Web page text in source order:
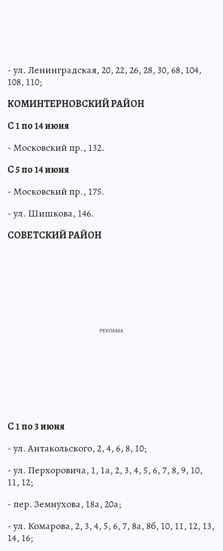
- ул. Ленинградская, 20, 22, 26, 28, 30, 68, 104,
108, 110;
КОМИНТЕРНОВСКИЙ РАЙОН
С 1 по 14 июня
- Московский пр., 132.
С 5 по 14 июня
- Московский пр., 175.
- ул. Шишкова, 146.
С 1 по 3 июня
- ул. Антакольского, 2, 4, 6, 8, 10;
- ул. Перхоровича, 1, 1а, 2, 3, 4, 5, 6, 7, 8, 9, 10,
11, 12;
- пер. Земнухова, 18а, 20а;
- ул. Комарова, 2, 3, 4, 5, 6, 7, 8а, 8б, 10, 11, 12, 13,